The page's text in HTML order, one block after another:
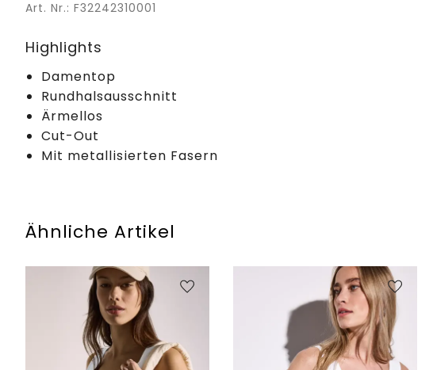
Art. Nr.: F32242310001
Highlights
Damentop
Rundhalsausschnitt
Ärmellos
Cut-Out
Mit metallisierten Fasern
Ähnliche Artikel